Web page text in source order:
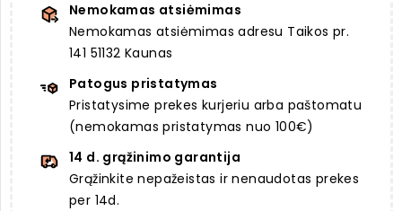
Nemokamas atsiėmimas
Nemokamas atsiėmimas adresu Taikos pr.
141 51132 Kaunas
Patogus pristatymas
Pristatysime prekes kurjeriu arba paštomatu
(nemokamas pristatymas nuo 100€)
14 d. grąžinimo garantija
Grąžinkite nepažeistas ir nenaudotas prekes
per 14d.